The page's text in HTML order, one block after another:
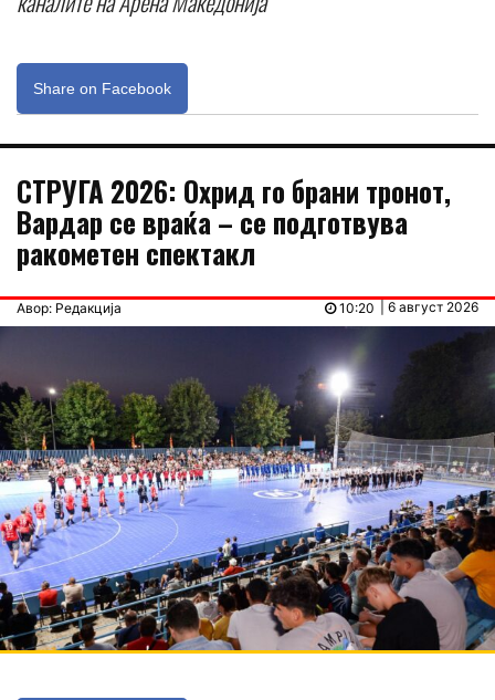
Share on Facebook
СТРУГА 2026: Охрид го брани тронот,
Вардар се враќа – се подготвува
ракометен спектакл
Авор: Редакција | 6 август 2026
10:20